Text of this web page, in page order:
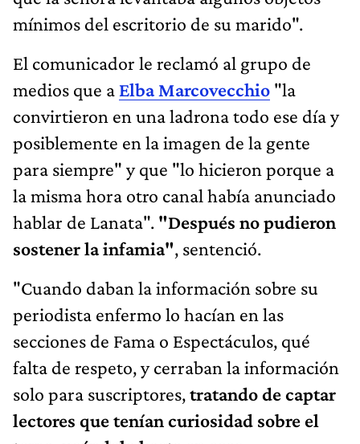
mínimos del escritorio de su marido".
El comunicador le reclamó al grupo de
medios que a Elba Marcovecchio "la
convirtieron en una ladrona todo ese día y
posiblemente en la imagen de la gente
para siempre" y que "lo hicieron porque a
la misma hora otro canal había anunciado
hablar de Lanata". "Después no pudieron
sostener la infamia", sentenció.
"Cuando daban la información sobre su
periodista enfermo lo hacían en las
secciones de Fama o Espectáculos, qué
falta de respeto, y cerraban la información
solo para suscriptores,tratando de captar
lectores que tenían curiosidad sobre el